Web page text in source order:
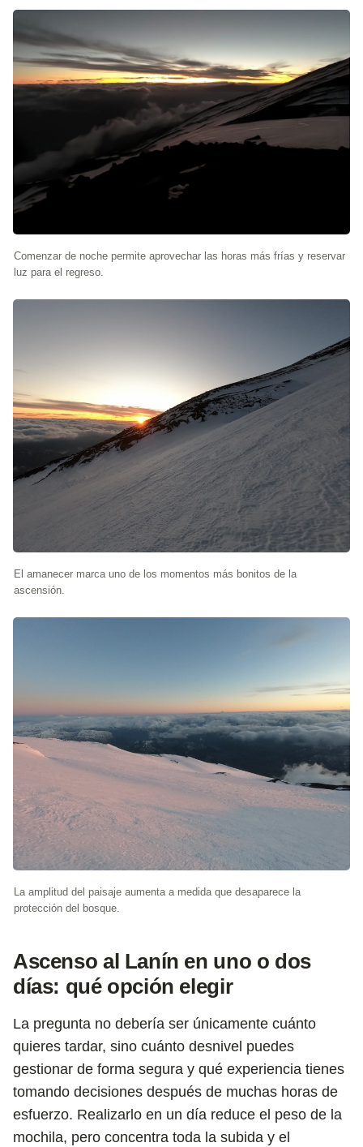
Comenzar de noche permite aprovechar las horas más frías y reservar
luz para el regreso.
El amanecer marca uno de los momentos más bonitos de la
ascensión.
La amplitud del paisaje aumenta a medida que desaparece la
protección del bosque.
Ascenso al Lanín en uno o dos
días: qué opción elegir
La pregunta no debería ser únicamente cuánto
quieres tardar, sino cuánto desnivel puedes
gestionar de forma segura y qué experiencia tienes
tomando decisiones después de muchas horas de
esfuerzo. Realizarlo en un día reduce el peso de la
mochila, pero concentra toda la subida y el